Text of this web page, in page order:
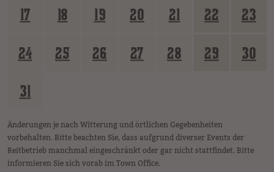
17 18 19 20 21 22 23
24 25 26 27 28 29 30
31
Änderungen je nach Witterung und örtlichen Gegebenheiten
vorbehalten. Bitte beachten Sie, dass aufgrund diverser Events der
Reitbetrieb manchmal eingeschränkt oder gar nicht stattfindet. Bitte
informieren Sie sich vorab im Town Office.